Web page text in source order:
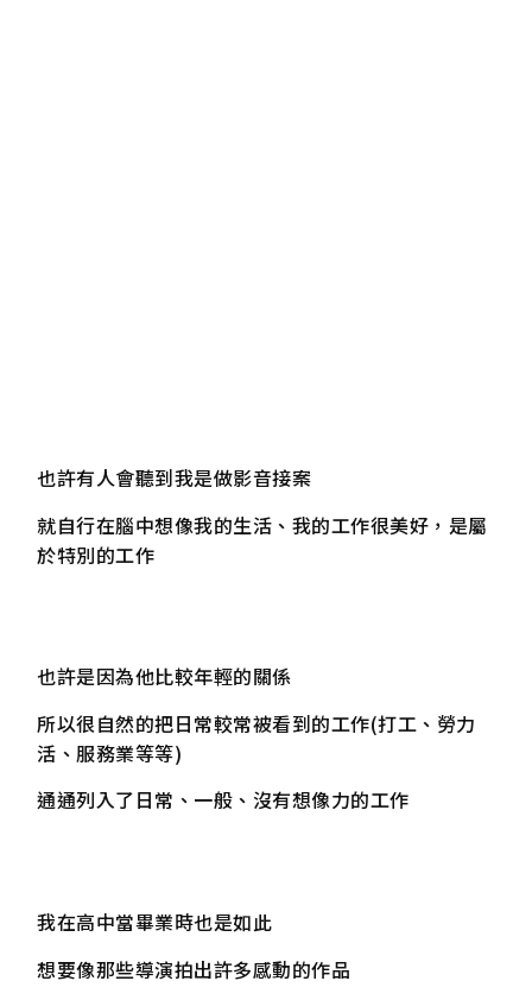
也許有人會聽到我是做影音接案
就自行在腦中想像我的生活、我的工作很美好，是屬
於特別的工作
也許是因為他比較年輕的關係
所以很自然的把日常較常被看到的工作(打工、勞力
活、服務業等等)
通通列入了日常、一般、沒有想像力的工作
我在高中當畢業時也是如此
想要像那些導演拍出許多感動的作品